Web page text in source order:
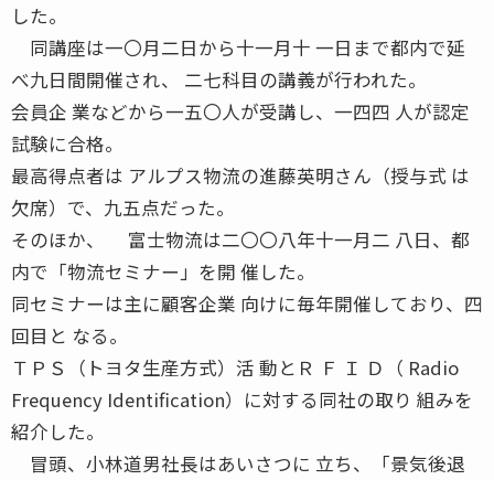
した。
同講座は一〇月二日から十一月十 一日まで都内で延
べ九日間開催され、 二七科目の講義が行われた。
会員企 業などから一五〇人が受講し、一四四 人が認定
試験に合格。
最高得点者は アルプス物流の進藤英明さん（授与式 は
欠席）で、九五点だった。
そのほか、 富士物流は二〇〇八年十一月二 八日、都
内で「物流セミナー」を開 催した。
同セミナーは主に顧客企業 向けに毎年開催しており、四
回目と なる。
ＴＰＳ（トヨタ生産方式）活 動とＲ Ｆ Ｉ Ｄ（ Radio
Frequency Identification）に対する同社の取り 組みを
紹介した。
冒頭、小林道男社長はあいさつに 立ち、「景気後退